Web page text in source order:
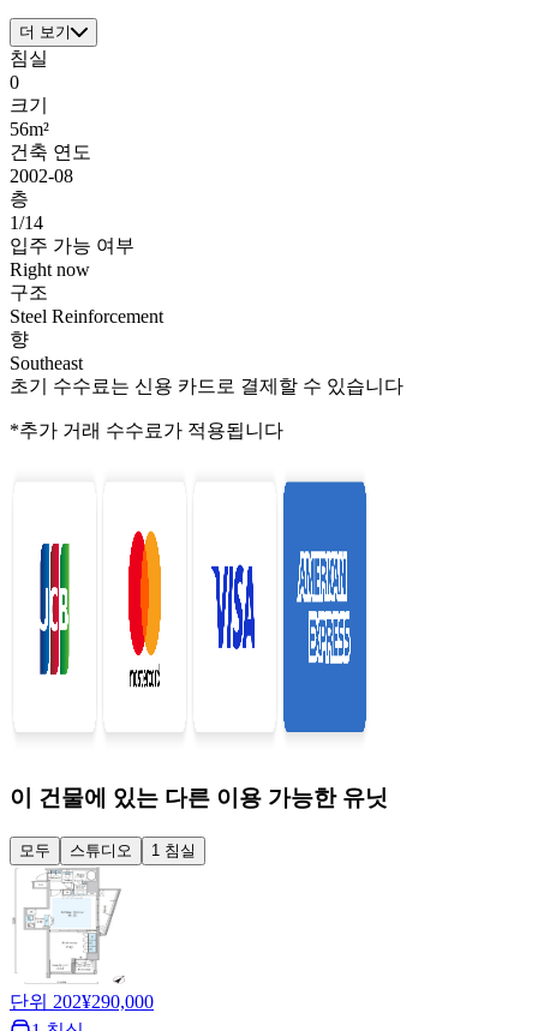
더 보기
침실
0
크기
56m²
건축 연도
2002-08
층
1/14
입주 가능 여부
Right now
구조
Steel Reinforcement
향
Southeast
초기 수수료는 신용 카드로 결제할 수 있습니다
*추가 거래 수수료가 적용됩니다
이 건물에 있는 다른 이용 가능한 유닛
모두 스튜디오 1 침실
단위 202¥290,000